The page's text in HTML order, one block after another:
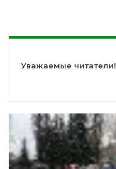
Уважаемые читатели!